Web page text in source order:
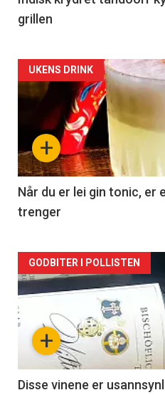
grillen
Forsiden
akkurat
nå
-
2
+
UKENS DRINK
Når du er lei gin tonic, er
trenger
Forsiden
akkurat
nå
3
+
GODBITER I POLLISTEN
Disse vinene er